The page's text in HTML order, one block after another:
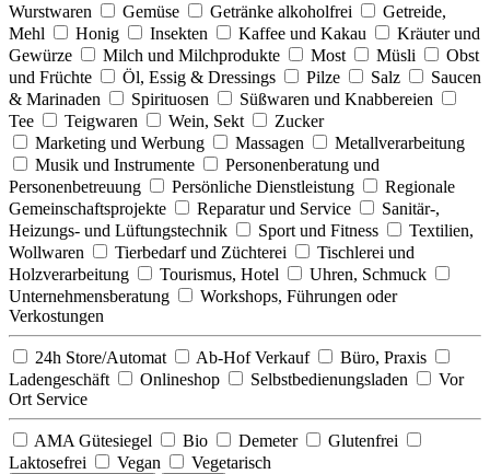
Wurstwaren
Gemüse Getränke alkoholfrei
Getreide,
Mehl
Honig Insekten Kaffee und Kakau
Kräuter und
Gewürze
Milch und Milchprodukte Most Müsli
Obst
und Früchte
Öl, Essig & Dressings Pilze Salz
Saucen
& Marinaden
Spirituosen
Süßwaren und Knabbereien
Tee
Teigwaren Wein, Sekt
Zucker
Marketing und Werbung
Massagen
Metallverarbeitung
Musik und Instrumente
Personenberatung und
Personenbetreuung
Persönliche Dienstleistung
Regionale
Gemeinschaftsprojekte
Reparatur und Service
Sanitär-,
Heizungs- und Lüftungstechnik
Sport und Fitness
Textilien,
Wollwaren
Tierbedarf und Züchterei
Tischlerei und
Holzverarbeitung
Tourismus, Hotel
Uhren, Schmuck
Unternehmensberatung
Workshops, Führungen oder
Verkostungen
24h Store/Automat Ab-Hof Verkauf
Büro, Praxis
Ladengeschäft
Onlineshop Selbstbedienungsladen
Vor
Ort Service
AMA Gütesiegel Bio Demeter
Glutenfrei
Laktosefrei
Vegan Vegetarisch